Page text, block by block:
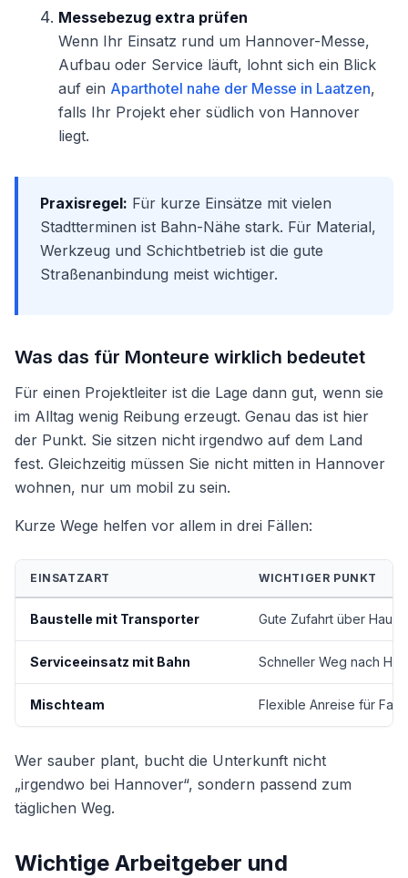
Messebezug extra prüfen
Wenn Ihr Einsatz rund um Hannover-Messe,
Aufbau oder Service läuft, lohnt sich ein Blick
auf ein Aparthotel nahe der Messe in Laatzen,
falls Ihr Projekt eher südlich von Hannover
liegt.
Praxisregel: Für kurze Einsätze mit vielen
Stadtterminen ist Bahn-Nähe stark. Für Material,
Werkzeug und Schichtbetrieb ist die gute
Straßenanbindung meist wichtiger.
Was das für Monteure wirklich bedeutet
Für einen Projektleiter ist die Lage dann gut, wenn sie
im Alltag wenig Reibung erzeugt. Genau das ist hier
der Punkt. Sie sitzen nicht irgendwo auf dem Land
fest. Gleichzeitig müssen Sie nicht mitten in Hannover
wohnen, nur um mobil zu sein.
Kurze Wege helfen vor allem in drei Fällen:
EINSATZART WICHTIGER PUNKT
Baustelle mit Transporter Gute Zufahrt über
Serviceeinsatz mit Bahn Schneller Weg nach
Mischteam Flexible Anreise für
Wer sauber plant, bucht die Unterkunft nicht
„irgendwo bei Hannover“, sondern passend zum
täglichen Weg.
Wichtige Arbeitgeber und